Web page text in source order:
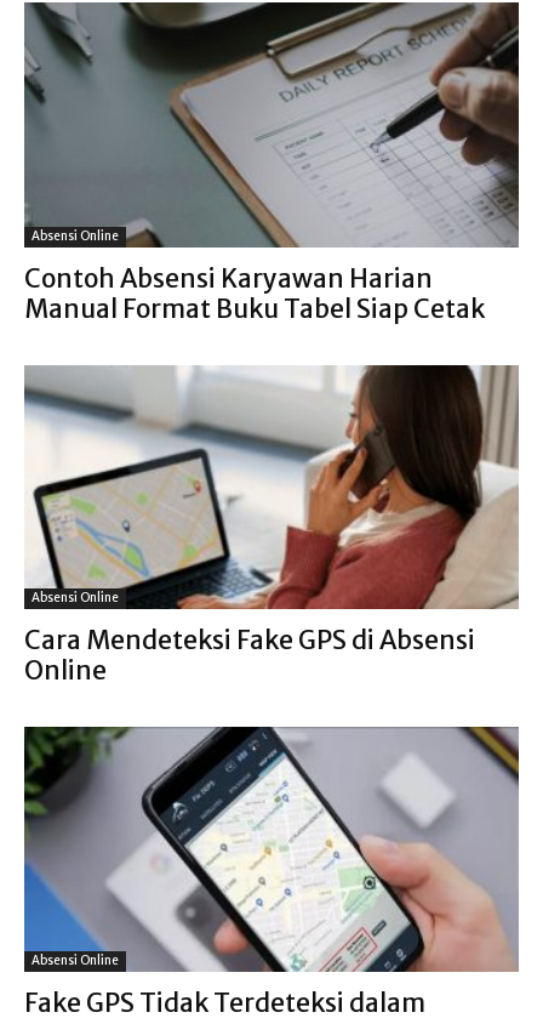
Absensi Online
Contoh Absensi Karyawan Harian
Manual Format Buku Tabel Siap Cetak
Absensi Online
Cara Mendeteksi Fake GPS di Absensi
Online
Absensi Online
Fake GPS Tidak Terdeteksi dalam